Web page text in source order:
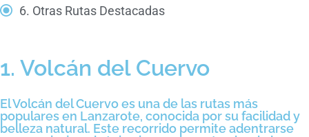
6. Otras Rutas Destacadas
1. Volcán del Cuervo
El Volcán del Cuervo es una de las rutas más
populares en Lanzarote, conocida por su facilidad y
belleza natural. Este recorrido permite adentrarse